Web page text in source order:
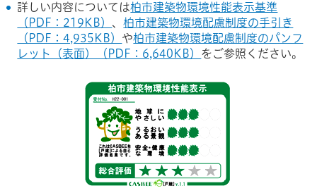
詳しい内容については柏市建築物環境性能表示基準
（PDF：219KB） 、柏市建築物環境配慮制度の手引き
（PDF：4,935KB） や柏市建築物環境配慮制度のパンフ
レット（表面）（PDF：6,640KB） をご参照ください。